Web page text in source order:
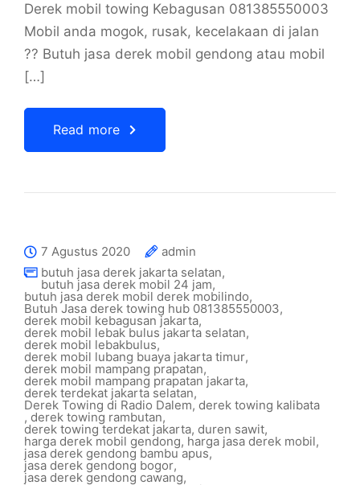
Derek mobil towing Kebagusan 081385550003
Mobil anda mogok, rusak, kecelakaan di jalan
?? Butuh jasa derek mobil gendong atau mobil
[…]
Read more
7 Agustus 2020
admin
butuh jasa derek jakarta selatan,
butuh jasa derek mobil 24 jam,
butuh jasa derek mobil derek mobilindo,
Butuh Jasa derek towing hub 081385550003,
derek mobil kebagusan jakarta,
derek mobil lebak bulus jakarta selatan,
derek mobil lebakbulus,
derek mobil lubang buaya jakarta timur,
derek mobil mampang prapatan,
derek mobil mampang prapatan jakarta,
derek terdekat jakarta selatan,
Derek Towing di Radio Dalem, derek towing kalibata
, derek towing rambutan,
derek towing terdekat jakarta, duren sawit,
harga derek mobil gendong, harga jasa derek mobil,
jasa derek gendong bambu apus,
jasa derek gendong bogor,
jasa derek gendong cawang,